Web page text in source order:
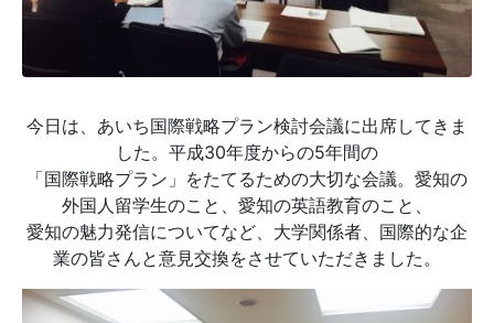
今日は、あいち国際戦略プラン検討会議に出席してきま
した。平成30年度からの5年間の
「国際戦略プラン」をたてるための大切な会議。愛知の
外国人留学生のこと、愛知の英語教育のこと、
愛知の魅力発信についてなど、大学関係者、国際的な企
業の皆さんと意見交換をさせていただきました。